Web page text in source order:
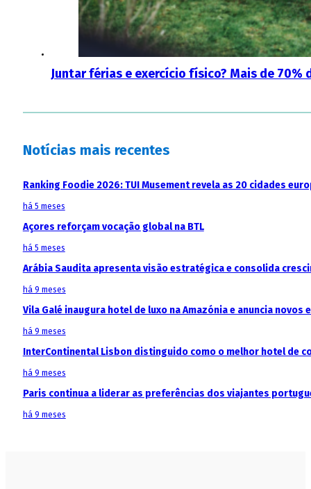
Juntar férias e exercício físico? Mais de
Notícias mais recentes
Ranking Foodie 2026: TUI Musement revela as 20 cidades
há 5 meses
Açores reforçam vocação global na BTL
há 5 meses
Arábia Saudita apresenta visão estratégica e consolida
há 9 meses
Vila Galé inaugura hotel de luxo na Amazónia e anuncia
há 9 meses
InterContinental Lisbon distinguido como o melhor hotel de
há 9 meses
Paris continua a liderar as preferências dos viajantes
há 9 meses